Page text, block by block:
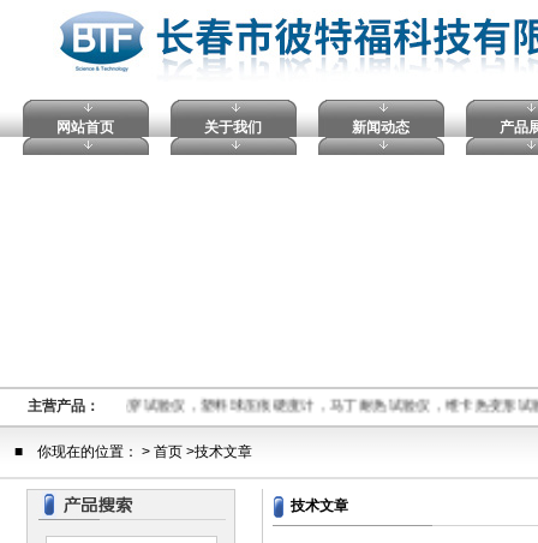
网站首页 关于我们 新闻动态 产品
主营产品：
熔融指数仪,电压击穿试验仪，塑料球压痕硬度计，马丁耐热试验仪，维卡热变形
■ 你现在的位置： > 首页 >技术文章
技术文章